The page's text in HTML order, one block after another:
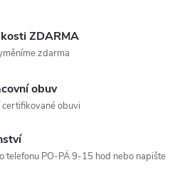
ZDARMA
zdarma
obuv
obuvi
telefonu PO-PÁ 9-15 hod nebo napište